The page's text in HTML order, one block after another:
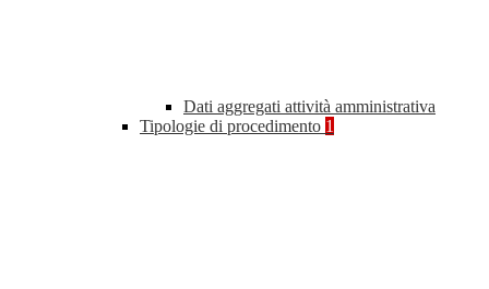
Dati aggregati attività amministrativa
Tipologie di procedimento 1